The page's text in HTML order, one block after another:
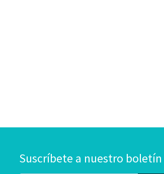
Suscríbete a nuestro boletín